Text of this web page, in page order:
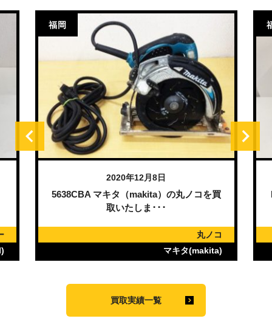
福岡
2020年12月8日
5638CBA マキタ（makita）の丸ノコを買
取いたしま･･･
丸ノコ
マキタ(makita)
買取実績一覧